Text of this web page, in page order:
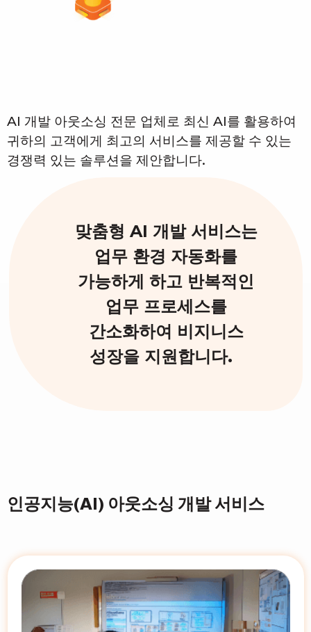
AI 개발 아웃소싱 전문 업체로 최신 AI를 활용하여
귀하의 고객에게 최고의 서비스를 제공할 수 있는
경쟁력 있는 솔루션을 제안합니다.
맞춤형 AI 개발 서비스는
업무 환경 자동화를
가능하게 하고 반복적인
업무 프로세스를
간소화하여 비지니스
성장을 지원합니다.
인공지능(AI) 아웃소싱 개발 서비스